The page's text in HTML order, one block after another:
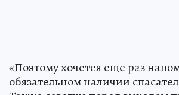
«Поэтому хочется еще раз
обязательном наличии